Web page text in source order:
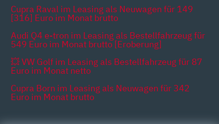
Cupra Raval im Leasing als Neuwagen für 149
[316] Euro im Monat brutto
Audi Q4 e-tron im Leasing als Bestellfahrzeug für
549 Euro im Monat brutto [Eroberung]
💥 VW Golf im Leasing als Bestellfahrzeug für 87
Euro im Monat netto
Cupra Born im Leasing als Neuwagen für 342
Euro im Monat brutto